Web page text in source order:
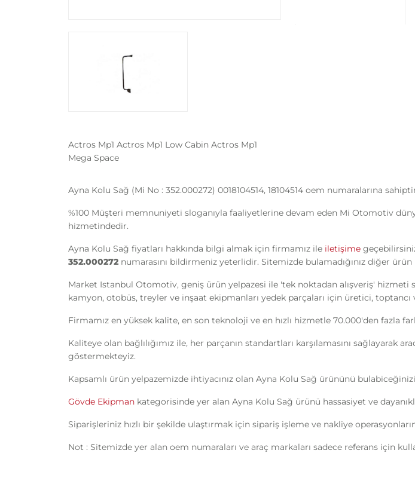
Actros Mp1 Actros Mp1 Low Cabin Actros Mp1
Mega Space
Ayna Kolu Sağ (Mi No : 352.000272) 0018104514, 18104514 oem numaralarına
%100 Müşteri memnuniyeti sloganıyla faaliyetlerine devam eden Mi Otomotiv
hizmetindedir.
Ayna Kolu Sağ fiyatları hakkında bilgi almak için firmamız ile iletişime
352.000272 numarasını bildirmeniz yeterlidir. Sitemizde bulamadığınız diğer ürün
Market Istanbul Otomotiv, geniş ürün yelpazesi ile 'tek noktadan alışveriş'
kamyon, otobüs, treyler ve inşaat ekipmanları yedek parçaları için üretici,
Firmamız en yüksek kalite, en son teknoloji ve en hızlı hizmetle 70.000'den fazla
Kaliteye olan bağlılığımız ile, her parçanın standartları karşılamasını sağlayarak
göstermekteyiz.
Kapsamlı ürün yelpazemizde ihtiyacınız olan Ayna Kolu Sağ ürününü
Gövde Ekipman kategorisinde yer alan Ayna Kolu Sağ ürünü hassasiyet ve
Siparişleriniz hızlı bir şekilde ulaştırmak için sipariş işleme ve nakliye
Not : Sitemizde yer alan oem numaraları ve araç markaları sadece referans için